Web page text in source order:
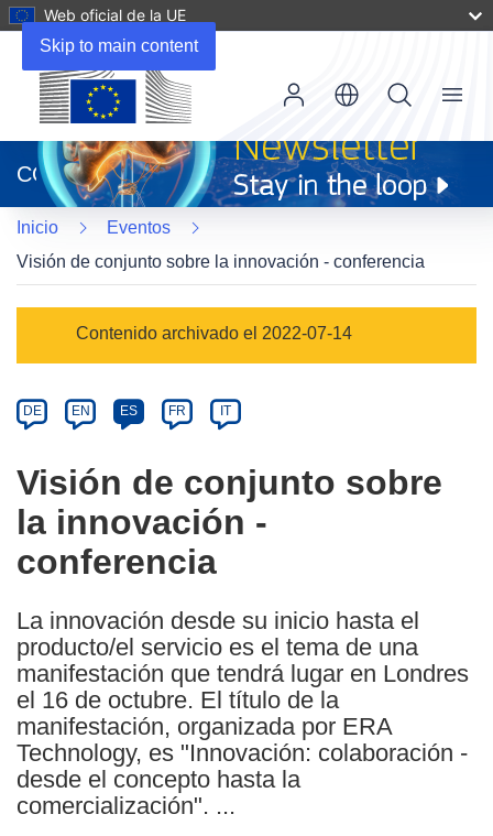
Skip to main content
Web oficial de la UE
abrirá
en
una
nueva
ventana)
CORDIS
Menu
Inicio
Eventos
Visión de conjunto sobre la innovación - conferencia
category
Contenido archivado el 2022-07-14
Article
available
the
following
languages:
DE EN ES FR IT
Visión de conjunto sobre
la innovación -
conferencia
La innovación desde su inicio hasta el
producto/el servicio es el tema de una
manifestación que tendrá lugar en Londres
el 16 de octubre. El título de la
manifestación, organizada por ERA
Technology, es "Innovación: colaboración -
desde el concepto hasta la
comercialización". ...